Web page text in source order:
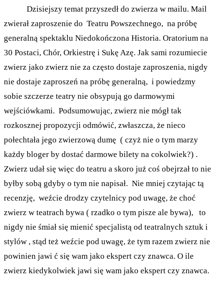
Dzisiejszy temat przyszedł do zwierza w mailu. Mail
zwierał zaproszenie do Teatru Powszechnego, na próbę
generalną spektaklu Niedokończona Historia. Oratorium na
30 Postaci, Chór, Orkiestrę i Sukę Azę. Jak sami rozumiecie
zwierz jako zwierz nie za często dostaje zaproszenia, nigdy
nie dostaje zaproszeń na próbę generalną, i powiedzmy
sobie szczerze teatry nie obsypują go darmowymi
wejściówkami. Podsumowując, zwierz nie mógł tak
rozkosznej propozycji odmówić, zwłaszcza, że nieco
połechtała jego zwierzową dumę ( czyż nie o tym marzy
każdy bloger by dostać darmowe bilety na cokolwiek?) .
Zwierz udał się więc do teatru a skoro już coś obejrzał to nie
byłby sobą gdyby o tym nie napisał. Nie mniej czytając tą
recenzję, weźcie drodzy czytelnicy pod uwagę, że choć
zwierz w teatrach bywa ( rzadko o tym pisze ale bywa), to
nigdy nie śmiał się mienić specjalistą od teatralnych sztuk i
stylów , stąd też weźcie pod uwagę, że tym razem zwierz nie
powinien jawi ć się wam jako ekspert czy znawca. O ile
zwierz kiedykolwiek jawi się wam jako ekspert czy znawca.